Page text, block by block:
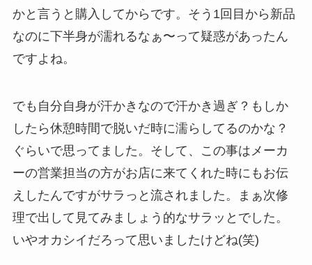
かと言うと購入してからです。そう1回目から新品
なのに下半身が濡れるなぁ〜って疑惑があったん
ですよね。
でも自分自身が汗かきなので汗かき過ぎ？もしか
したら休憩時間で脱いだ時に濡らしてるのかな？
ぐらいで思ってました。そして、この事はメーカ
ーの営業担当の方がお店に来てくれた時にもお伝
えしたんですがサラっと流されました。まぁ次修
理で出して見てみましょう的なサラッとでした。
いやオカシイだろって思いましたけどね(笑)